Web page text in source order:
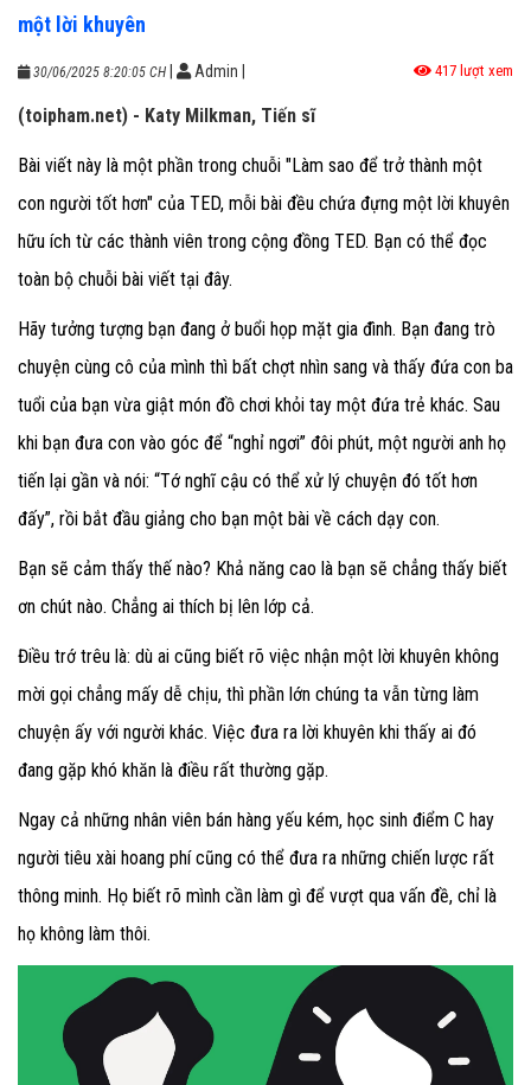
một lời khuyên
30/06/2025 8:20:05 CH Admin 417 lượt xem
(toipham.net) - Katy Milkman, Tiến sĩ
Bài viết này là một phần trong chuỗi "Làm sao để trở thành một
con người tốt hơn" của TED, mỗi bài đều chứa đựng một lời khuyên
hữu ích từ các thành viên trong cộng đồng TED. Bạn có thể đọc
toàn bộ chuỗi bài viết tại đây.
Hãy tưởng tượng bạn đang ở buổi họp mặt gia đình. Bạn đang trò
chuyện cùng cô của mình thì bất chợt nhìn sang và thấy đứa con ba
tuổi của bạn vừa giật món đồ chơi khỏi tay một đứa trẻ khác. Sau
khi bạn đưa con vào góc để “nghỉ ngơi” đôi phút, một người anh họ
tiến lại gần và nói: “Tớ nghĩ cậu có thể xử lý chuyện đó tốt hơn
đấy”, rồi bắt đầu giảng cho bạn một bài về cách dạy con.
Bạn sẽ cảm thấy thế nào? Khả năng cao là bạn sẽ chẳng thấy biết
ơn chút nào. Chẳng ai thích bị lên lớp cả.
Điều trớ trêu là: dù ai cũng biết rõ việc nhận một lời khuyên không
mời gọi chẳng mấy dễ chịu, thì phần lớn chúng ta vẫn từng làm
chuyện ấy với người khác. Việc đưa ra lời khuyên khi thấy ai đó
đang gặp khó khăn là điều rất thường gặp.
Ngay cả những nhân viên bán hàng yếu kém, học sinh điểm C hay
người tiêu xài hoang phí cũng có thể đưa ra những chiến lược rất
thông minh. Họ biết rõ mình cần làm gì để vượt qua vấn đề, chỉ là
họ không làm thôi.